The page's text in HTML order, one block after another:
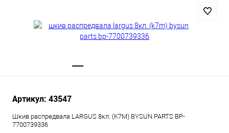
Артикул: 43547
Шкив распредвала LARGUS 8кл. (K7M) BYSUN PARTS BP-
7700739336